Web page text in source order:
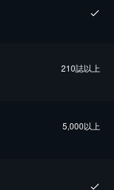
210誌以上
5,000以上